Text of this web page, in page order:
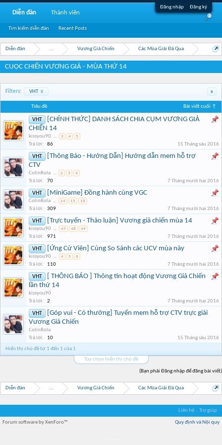
Đăng nhập Đăng ký
Diễn đàn ... Vương Giả Chiến Các Mùa Giải Đã Qua
CUỘC CHIẾN VƯƠNG GIẢ - MÙA THỨ 14
Filters: VHT x x
Tiêu đề Bài viết cuối ↑
VHT
[CHÍNH THỨC] DANH SÁCH CHIA CỤM VƯƠNG GIẢ
CHIẾN 14
kissyou90 ... 3 4 5
Trả lời: 86 15 Tháng sáu 2016
VHT
[Thông Báo - Hướng Dẫn] Hướng dẫn mem hỗ trợ
CTV
ColinRola ... 2 3 4
Trả lời: 70 7 Tháng mười hai 2016
VHT [MiniGame] Đồng hành cùng VGC
ColinRola ... 14 15 16
Trả lời: 309 7 Tháng mười hai 2016
VHT [Trực tuyến - Thảo luận] Vương giả chiến mùa 14
kissyou90 ... 47 48 49
Trả lời: 971 7 Tháng mười hai 2016
VHT [Ứng Cử Viên] Cùng So Sánh các UCV mùa này
kissyou90 ... 4 5 6
Trả lời: 110 7 Tháng mười hai 2016
VHT
[ THÔNG BÁO ] Thông tin hoạt động Vương Giả Chiến
lần thứ 14
kissyou90
Trả lời:
2 7 Tháng mười hai 2016
VHT
[Góp vui - Có thưởng] Tuyển mem hỗ trợ CTV trực giải
Vương Giả Chiến
ColinRola
Trả lời:
10
15 Tháng sáu 2016
Hiển thị chủ đề từ 1 đến 1 của 1
Tùy chọn hiển thị chủ đề
(Bạn phải Đăng nhập để đăng bài viết)
Diễn đàn ... Vương Giả Chiến Các Mùa Giải Đã Qua
Diễn đàn
Tìm kiếm diễn đàn Recent Posts
Thành viên
Liên hệ Trợ giúp
Quy định và Nội quy
Forum software by XenForo™